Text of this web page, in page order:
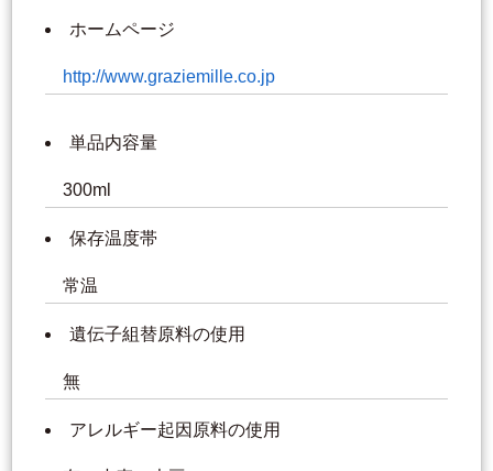
ホームページ
http://www.graziemille.co.jp
単品内容量
300ml
保存温度帯
常温
遺伝子組替原料の使用
無
アレルギー起因原料の使用